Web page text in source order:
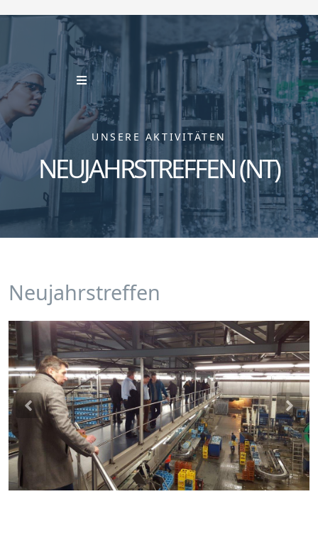
UNSERE AKTIVITÄTEN
NEUJAHRSTREFFEN (NT)
Neujahrstreffen
Previous